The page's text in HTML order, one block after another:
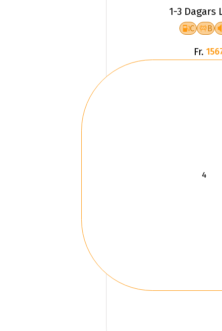
1-3 Dagars
C B
Fr.